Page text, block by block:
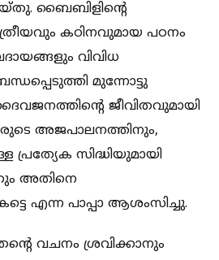
ബൈബിളിന്റെ
കഠിനവുമായ പഠനം
വിവിധ
മുന്നോട്ടു
ജീവിതവുമായി
അജപാലനത്തിനും,
സിദ്ധിയുമായി
അതിനെ
എന്ന പാപ്പാ ആശംസിച്ചു.
വചനം ശ്രവിക്കാനും